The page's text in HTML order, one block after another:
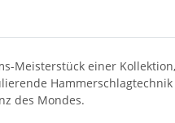
Meisterstück einer
des Mondes.